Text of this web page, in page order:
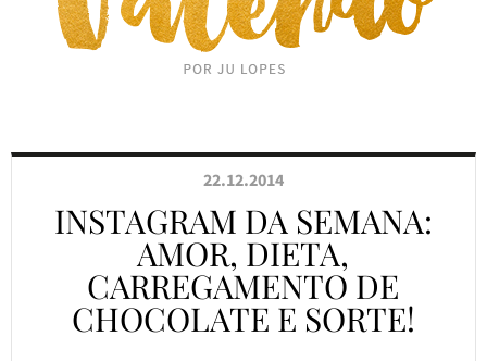
22.12.2014
INSTAGRAM DA SEMANA:
AMOR, DIETA,
CARREGAMENTO DE
CHOCOLATE E SORTE!